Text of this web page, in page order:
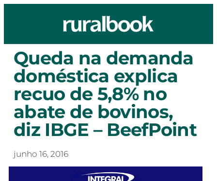
Queda na demanda
doméstica explica
recuo de 5,8% no
abate de bovinos,
diz IBGE – BeefPoint
junho 16, 2016